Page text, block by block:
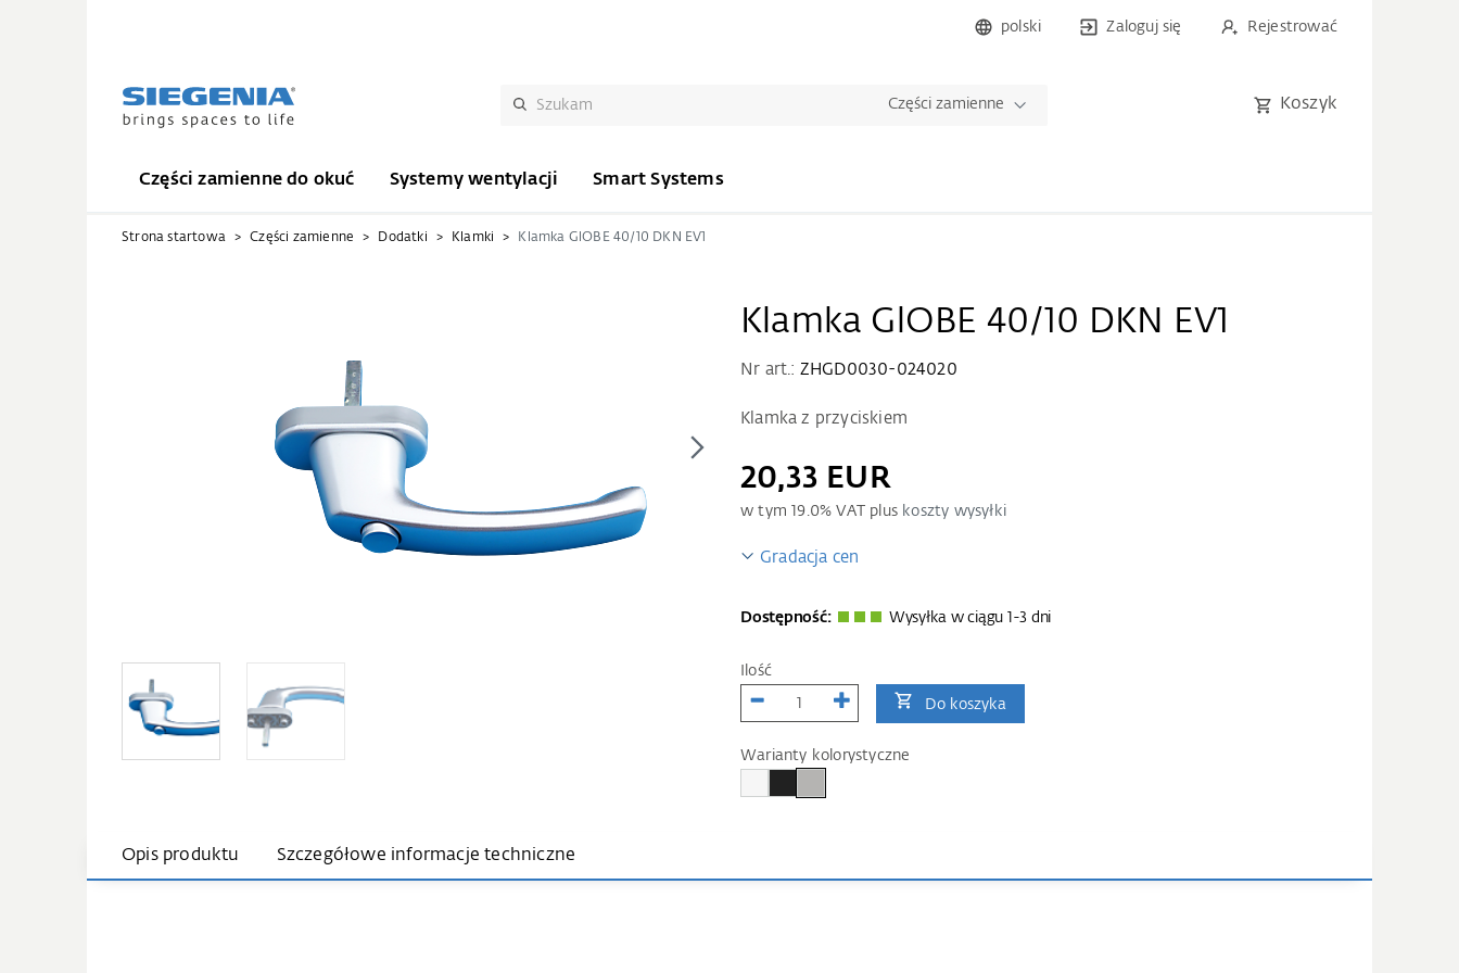
polski Zaloguj się Rejestrować
Części zamienne Koszyk
Części zamienne do okuć Systemy wentylacji Smart Systems
Strona startowa Części zamienne Dodatki Klamki Klamka GlOBE 40/10 DKN EV1
Klamka GlOBE 40/10 DKN EV1
Nr art.: ZHGD0030-024020
Klamka z przyciskiem
20,33 EUR
w tym 19.0% VAT plus koszty wysyłki
Gradacja cen
Dostępność: Wysyłka w ciągu 1-3 dni
Ilość
Do koszyka
Warianty kolorystyczne
Opis produktu Szczegółowe informacje techniczne